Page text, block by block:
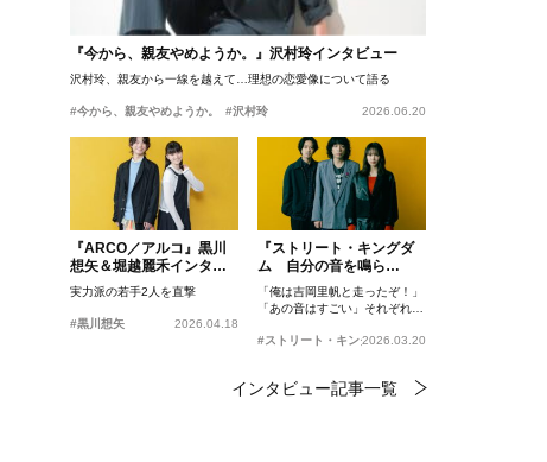
『今から、親友やめようか。』沢村玲インタビュー
沢村玲、親友から一線を越えて…理想の恋愛像について語る
#今から、親友やめようか。 #沢村玲 2026.06.20
『ARCO／アルコ』黒川
想矢＆堀越麗禾インタビ
ュー
実力派の若手2人を直撃
#黒川想矢 2026.04.18
『ストリート・キングダ
ム 自分の音を鳴ら
せ。』峯田和伸、若葉竜
也、吉岡里帆インタビュ
ー
「俺は吉岡里帆と走ったぞ！」
「あの音はすごい」それぞれの
#ストリート・キングダム 自分の音を鳴らせ。
2026.03.20
インタビュー記事一覧